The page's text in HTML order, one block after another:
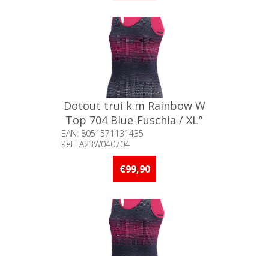
Dotout trui k.m Rainbow W
Top 704 Blue-Fuschia / XL°
EAN: 8051571131435
Ref.: A23W040704
Beschikbaarheid:: Minder dan 5
stuks op voorraad
€99,90